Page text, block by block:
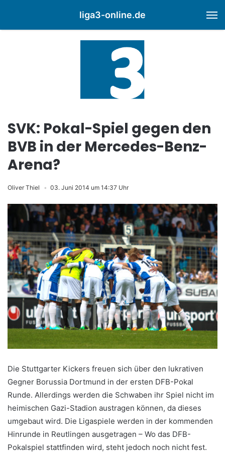
liga3-online.de
SVK: Pokal-Spiel gegen den
BVB in der Mercedes-Benz-
Arena?
Oliver Thiel 03. Juni 2014 um 14:37 Uhr
Die Stuttgarter Kickers freuen sich über den lukrativen
Gegner Borussia Dortmund in der ersten DFB-Pokal
Runde. Allerdings werden die Schwaben ihr Spiel nicht im
heimischen Gazi-Stadion austragen können, da dieses
umgebaut wird. Die Ligaspiele werden in der kommenden
Hinrunde in Reutlingen ausgetragen – Wo das DFB-
Pokalspiel stattfinden wird, steht jedoch noch nicht fest.